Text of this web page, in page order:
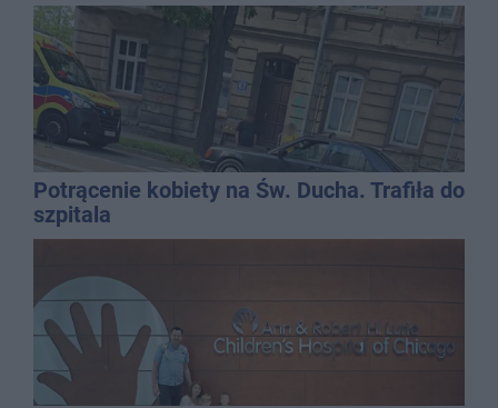
dolewkę
Potrącenie kobiety na Św. Ducha. Trafiła do
szpitala